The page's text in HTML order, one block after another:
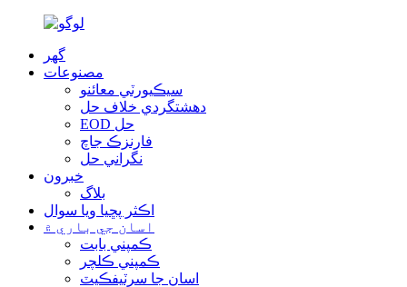
گھر
مصنوعات
سيڪيورٽي معائنو
دهشتگردي خلاف حل
EOD حل
فارنزڪ جاچ
نگراني حل
خبرون
بلاگ
اڪثر پڇيا ويا سوال
اسان جي باري ۾
ڪمپني بابت
ڪمپني ڪلچر
اسان جا سرٽيفڪيٽ